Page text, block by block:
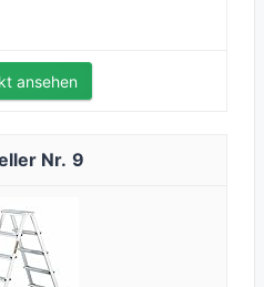
ansehen
9